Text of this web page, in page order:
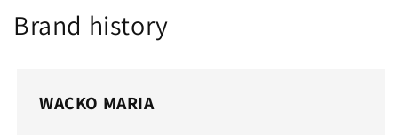
Brand history
WACKO MARIA